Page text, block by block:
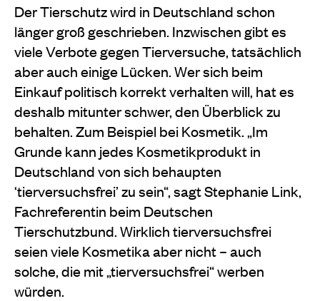
Der Tierschutz wird in Deutschland schon
länger groß geschrieben. Inzwischen gibt es
viele Verbote gegen Tierversuche, tatsächlich
aber auch einige Lücken. Wer sich beim
Einkauf politisch korrekt verhalten will, hat es
deshalb mitunter schwer, den Überblick zu
behalten. Zum Beispiel bei Kosmetik. „Im
Grunde kann jedes Kosmetikprodukt in
Deutschland von sich behaupten
‘tierversuchsfrei’ zu sein“, sagt Stephanie Link,
Fachreferentin beim Deutschen
Tierschutzbund. Wirklich tierversuchsfrei
seien viele Kosmetika aber nicht – auch
solche, die mit „tierversuchsfrei“ werben
würden.